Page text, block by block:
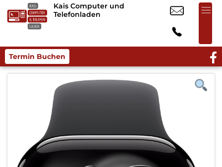
Kais Computer und
Telefonladen
Termin Buchen